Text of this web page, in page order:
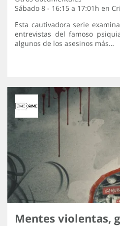
Sábado 8 - 16:15 a 17:01h en
Esta cautivadora serie
entrevistas del famoso
algunos de los asesinos más…